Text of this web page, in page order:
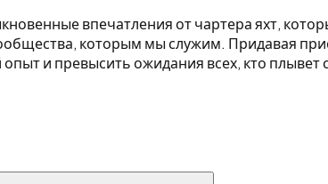
впечатления от чартера яхт,
которым мы служим. Придавая
и превысить ожидания всех, кто плывет